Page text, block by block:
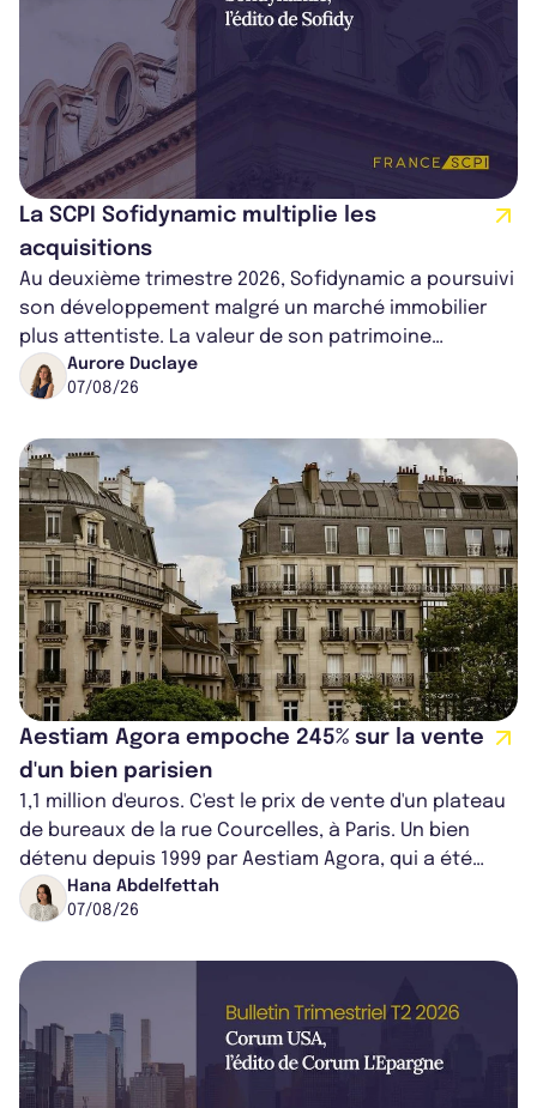
La SCPI Sofidynamic multiplie les
acquisitions
Au deuxième trimestre 2026, Sofidynamic a poursuivi
son développement malgré un marché immobilier
plus attentiste. La valeur de son patrimoine
progresse de 3,8% à périmètre constan...
Aurore Duclaye
07/08/26
Aestiam Agora empoche 245% sur la vente
d'un bien parisien
1,1 million d'euros. C'est le prix de vente d'un plateau
de bureaux de la rue Courcelles, à Paris. Un bien
détenu depuis 1999 par Aestiam Agora, qui a été
cédé avec une plus-value...
Hana Abdelfettah
07/08/26